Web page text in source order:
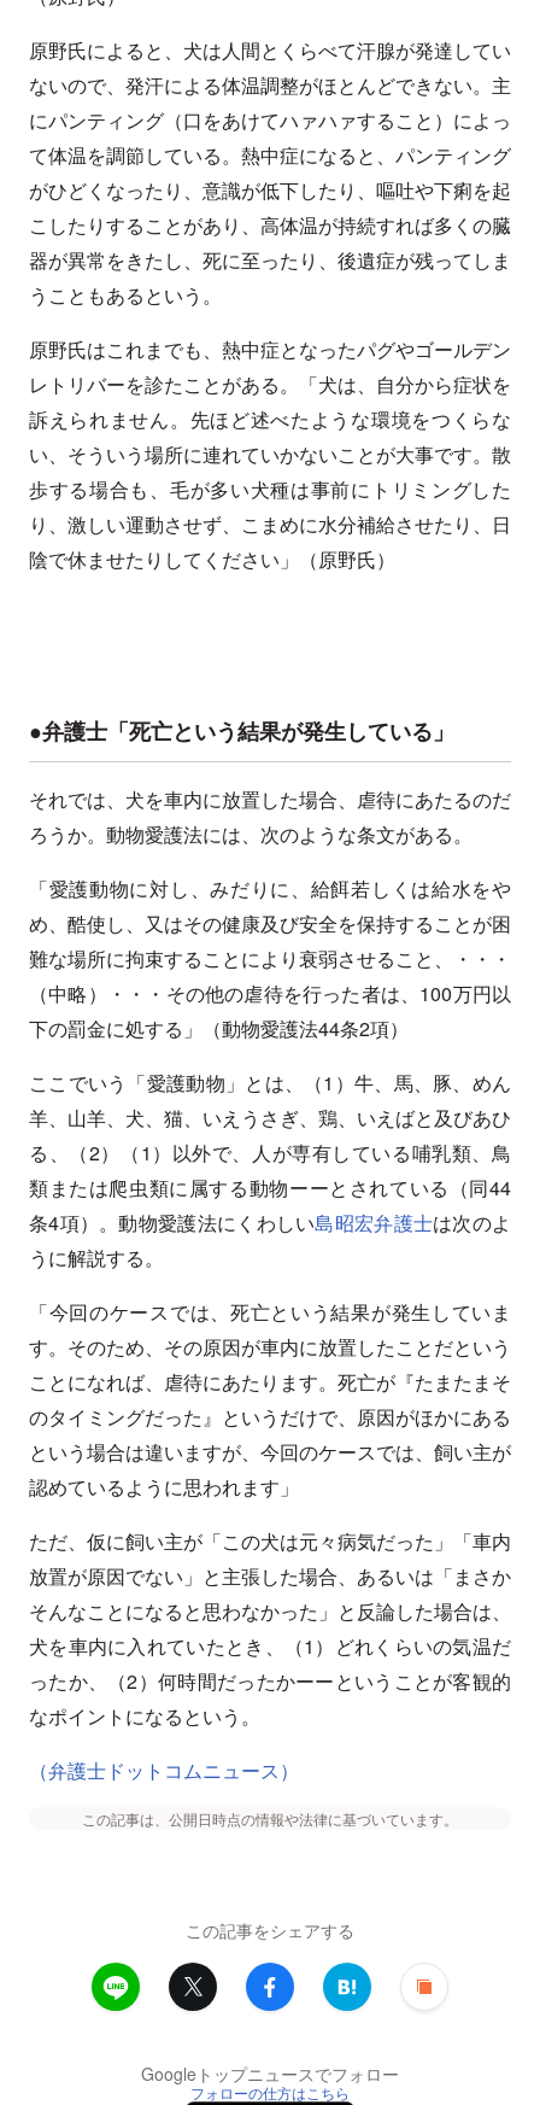
原野氏によると、犬は人間とくらべて汗腺が発達してい
ないので、発汗による体温調整がほとんどできない。主
にパンティング（口をあけてハァハァすること）によっ
て体温を調節している。熱中症になると、パンティング
がひどくなったり、意識が低下したり、嘔吐や下痢を起
こしたりすることがあり、高体温が持続すれば多くの臓
器が異常をきたし、死に至ったり、後遺症が残ってしま
うこともあるという。
原野氏はこれまでも、熱中症となったパグやゴールデン
レトリバーを診たことがある。「犬は、自分から症状を
訴えられません。先ほど述べたような環境をつくらな
い、そういう場所に連れていかないことが大事です。散
歩する場合も、毛が多い犬種は事前にトリミングした
り、激しい運動させず、こまめに水分補給させたり、日
陰で休ませたりしてください」（原野氏）
●弁護士「死亡という結果が発生している」
それでは、犬を車内に放置した場合、虐待にあたるのだ
ろうか。動物愛護法には、次のような条文がある。
「愛護動物に対し、みだりに、給餌若しくは給水をや
め、酷使し、又はその健康及び安全を保持することが困
難な場所に拘束することにより衰弱させること、・・・
（中略）・・・その他の虐待を行った者は、100万円以
下の罰金に処する」（動物愛護法44条2項）
ここでいう「愛護動物」とは、（1）牛、馬、豚、めん
羊、山羊、犬、猫、いえうさぎ、鶏、いえばと及びあひ
る、（2）（1）以外で、人が専有している哺乳類、鳥
類または爬虫類に属する動物ーーとされている（同44
条4項）。動物愛護法にくわしい島昭宏弁護士は次のよ
うに解説する。
「今回のケースでは、死亡という結果が発生していま
す。そのため、その原因が車内に放置したことだという
ことになれば、虐待にあたります。死亡が『たまたまそ
のタイミングだった』というだけで、原因がほかにある
という場合は違いますが、今回のケースでは、飼い主が
認めているように思われます」
ただ、仮に飼い主が「この犬は元々病気だった」「車内
放置が原因でない」と主張した場合、あるいは「まさか
そんなことになると思わなかった」と反論した場合は、
犬を車内に入れていたとき、（1）どれくらいの気温だ
ったか、（2）何時間だったかーーということが客観的
なポイントになるという。
（弁護士ドットコムニュース）
この記事は、公開日時点の情報や法律に基づいています。
この記事をシェアする
Googleトップニュースでフォロー
フォローの仕方はこちら